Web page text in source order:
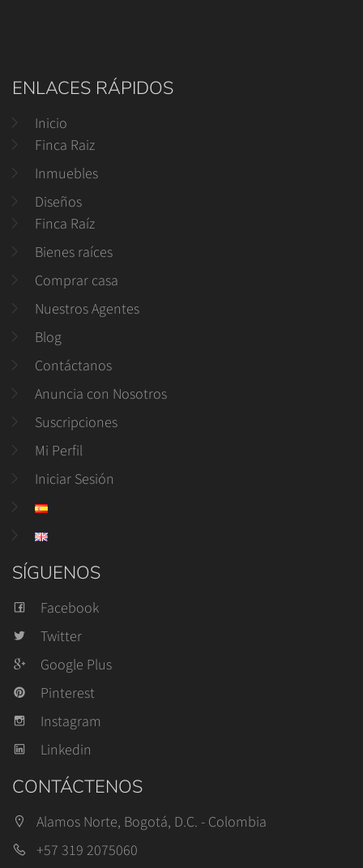
ENLACES RÁPIDOS
Inicio
Finca Raiz
Inmuebles
Diseños
Finca Raíz
Bienes raíces
Comprar casa
Nuestros Agentes
Blog
Contáctanos
Anuncia con Nosotros
Suscripciones
Mi Perfil
Iniciar Sesión
SÍGUENOS
Facebook
Twitter
Google Plus
Pinterest
Instagram
Linkedin
CONTÁCTENOS
Alamos Norte, Bogotá, D.C. - Colombia
+57 319 2075060